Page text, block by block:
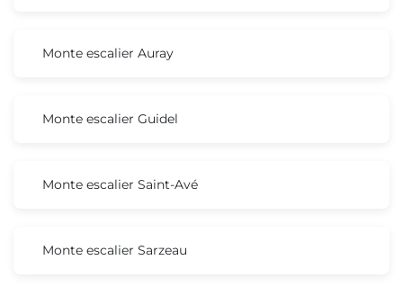
Monte escalier Auray
Monte escalier Guidel
Monte escalier Saint-Avé
Monte escalier Sarzeau